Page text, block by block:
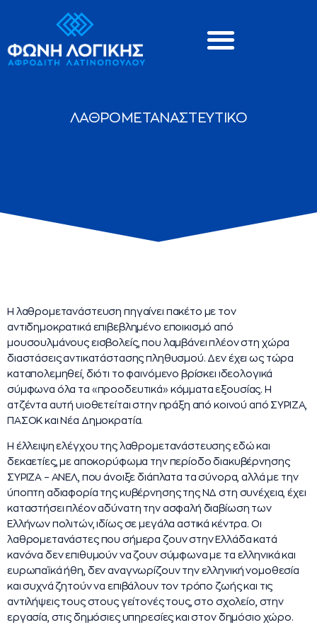
ΛΑΘΡΟΜΕΤΑΝΑΣΤΕΥΤΙΚΟ
Η λαθρομετανάστευση πηγαίνει πακέτο με τον
αντιδημοκρατικά επιβεβλημένο εποικισμό από
μουσουλμάνους εισβολείς, που λαμβάνει πλέον στη χώρα
διαστάσεις αντικατάστασης πληθυσμού. Δεν έχει ως τώρα
καταπολεμηθεί, διότι το φαινόμενο βρίσκει ιδεολογικά
σύμφωνα όλα τα «προοδευτικά» κόμματα εξουσίας. Η
ατζέντα αυτή υιοθετείται στην πράξη από κοινού από ΣΥΡΙΖΑ,
ΠΑΣΟΚ και Νέα Δημοκρατία.
Η έλλειψη ελέγχου της λαθρομετανάστευσης εδώ και
δεκαετίες, με αποκορύφωμα την περίοδο διακυβέρνησης
ΣΥΡΙΖΑ – ΑΝΕΛ, που άνοιξε διάπλατα τα σύνορα, αλλά με την
ύποπτη αδιαφορία της κυβέρνησης της ΝΔ στη συνέχεια, έχει
καταστήσει πλέον αδύνατη την ασφαλή διαβίωση των
Ελλήνων πολιτών, ιδίως σε μεγάλα αστικά κέντρα. Οι
λαθρομετανάστες που σήμερα ζουν στην Ελλάδα κατά
κανόνα δεν επιθυμούν να ζουν σύμφωνα με τα ελληνικά και
ευρωπαϊκά ήθη, δεν αναγνωρίζουν την ελληνική νομοθεσία
και συχνά ζητούν να επιβάλουν τον τρόπο ζωής και τις
αντιλήψεις τους στους γείτονές τους, στο σχολείο, στην
εργασία, στις δημόσιες υπηρεσίες και στον δημόσιο χώρο.